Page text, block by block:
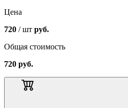
Цена
720 / шт руб.
Общая стоимость
720 руб.